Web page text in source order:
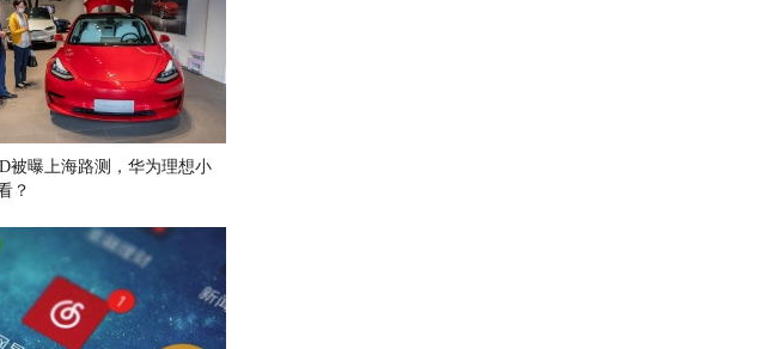
被曝上海路测，华为理想小
？